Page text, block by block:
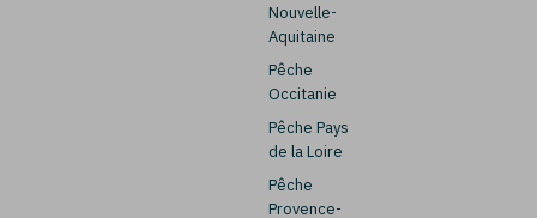
Nouvelle-
Aquitaine
Pêche
Occitanie
Pêche Pays
de la Loire
Pêche
Provence-